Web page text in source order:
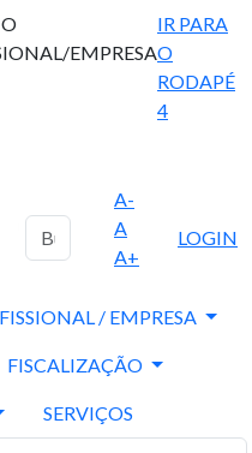
EMPRESA
IR PARA
O
RODAPÉ
4
A-
A
A+
LOGIN
/ EMPRESA
FISCALIZAÇÃO
SERVIÇOS